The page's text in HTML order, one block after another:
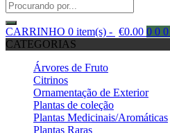
CARRINHO 0 item(s) - €0.00 0 0 0
CATEGORIAS
Árvores de Fruto
Citrinos
Ornamentação de Exterior
Plantas de coleção
Plantas Medicinais/Aromáticas
Plantas Raras